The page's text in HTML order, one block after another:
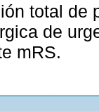
total de
de
mRS.